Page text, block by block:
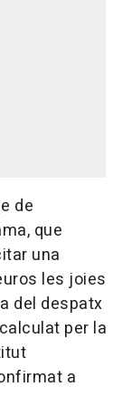
de
que
una
les joies
del despatx
per la
a